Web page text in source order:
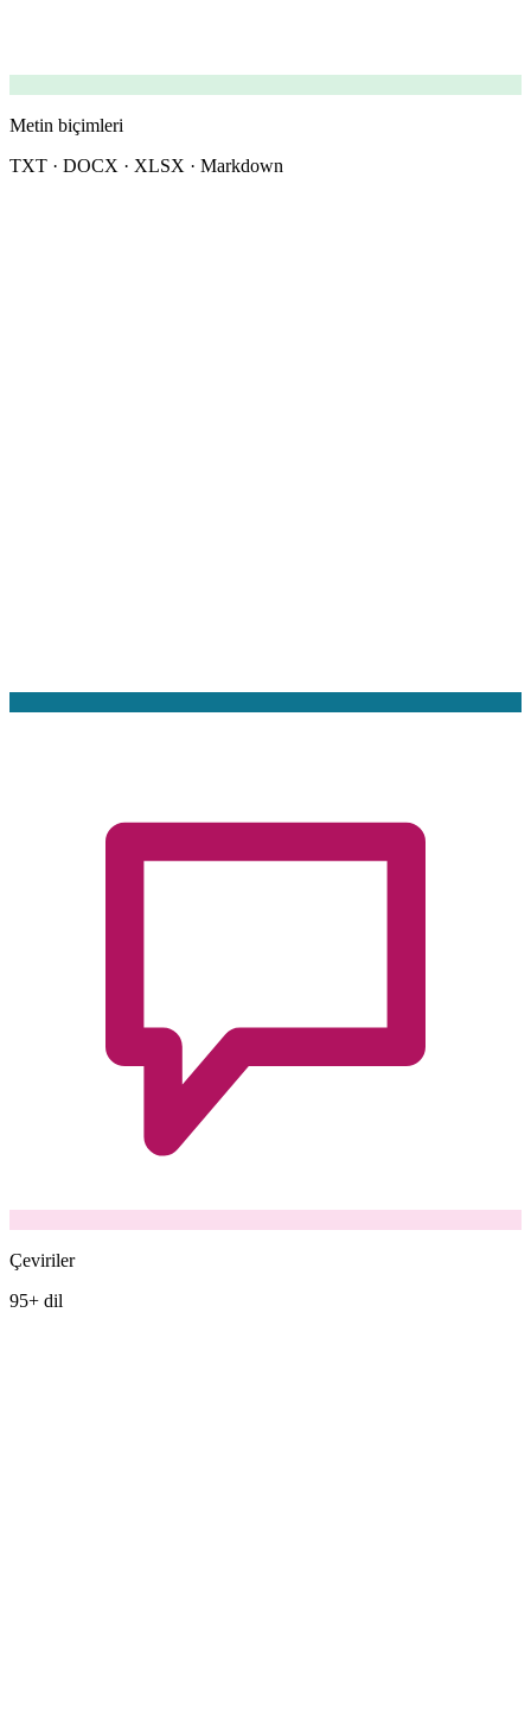
Metin biçimleri
TXT · DOCX · XLSX · Markdown
Çeviriler
95+ dil